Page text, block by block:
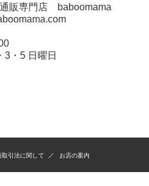
販専門店 baboomama
・5 日曜日
取引法に関して お店の案内